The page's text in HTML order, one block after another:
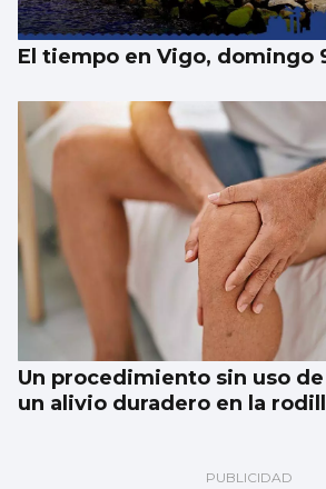
El tiempo en Vigo, domingo
Un procedimiento sin uso
un alivio duradero en la